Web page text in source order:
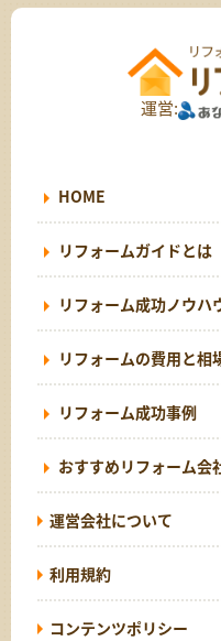
運営:
HOME
リフォームガイドとは
リフォーム成功ノウハ
リフォームの費用と相
リフォーム成功事例
おすすめリフォーム会
運営会社について
利用規約
コンテンツポリシー